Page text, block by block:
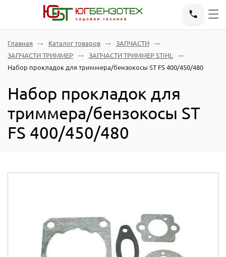
Главная Каталог товаров
ЗАПЧАСТИ
ЗАПЧАСТИ ТРИММЕР
ЗАПЧАСТИ ТРИММЕР STIHL
Набор прокладок для триммера/бензокосы ST FS 400/450/480
Набор прокладок для
триммера/бензокосы ST
FS 400/450/480